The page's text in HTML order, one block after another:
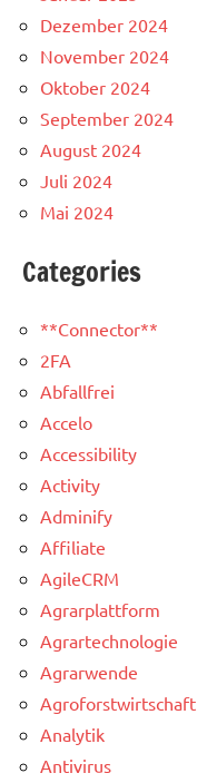
Dezember 2024
November 2024
Oktober 2024
September 2024
August 2024
Juli 2024
Mai 2024
Categories
**Connector**
2FA
Abfallfrei
Accelo
Accessibility
Activity
Adminify
Affiliate
AgileCRM
Agrarplattform
Agrartechnologie
Agrarwende
Agroforstwirtschaft
Analytik
Antivirus